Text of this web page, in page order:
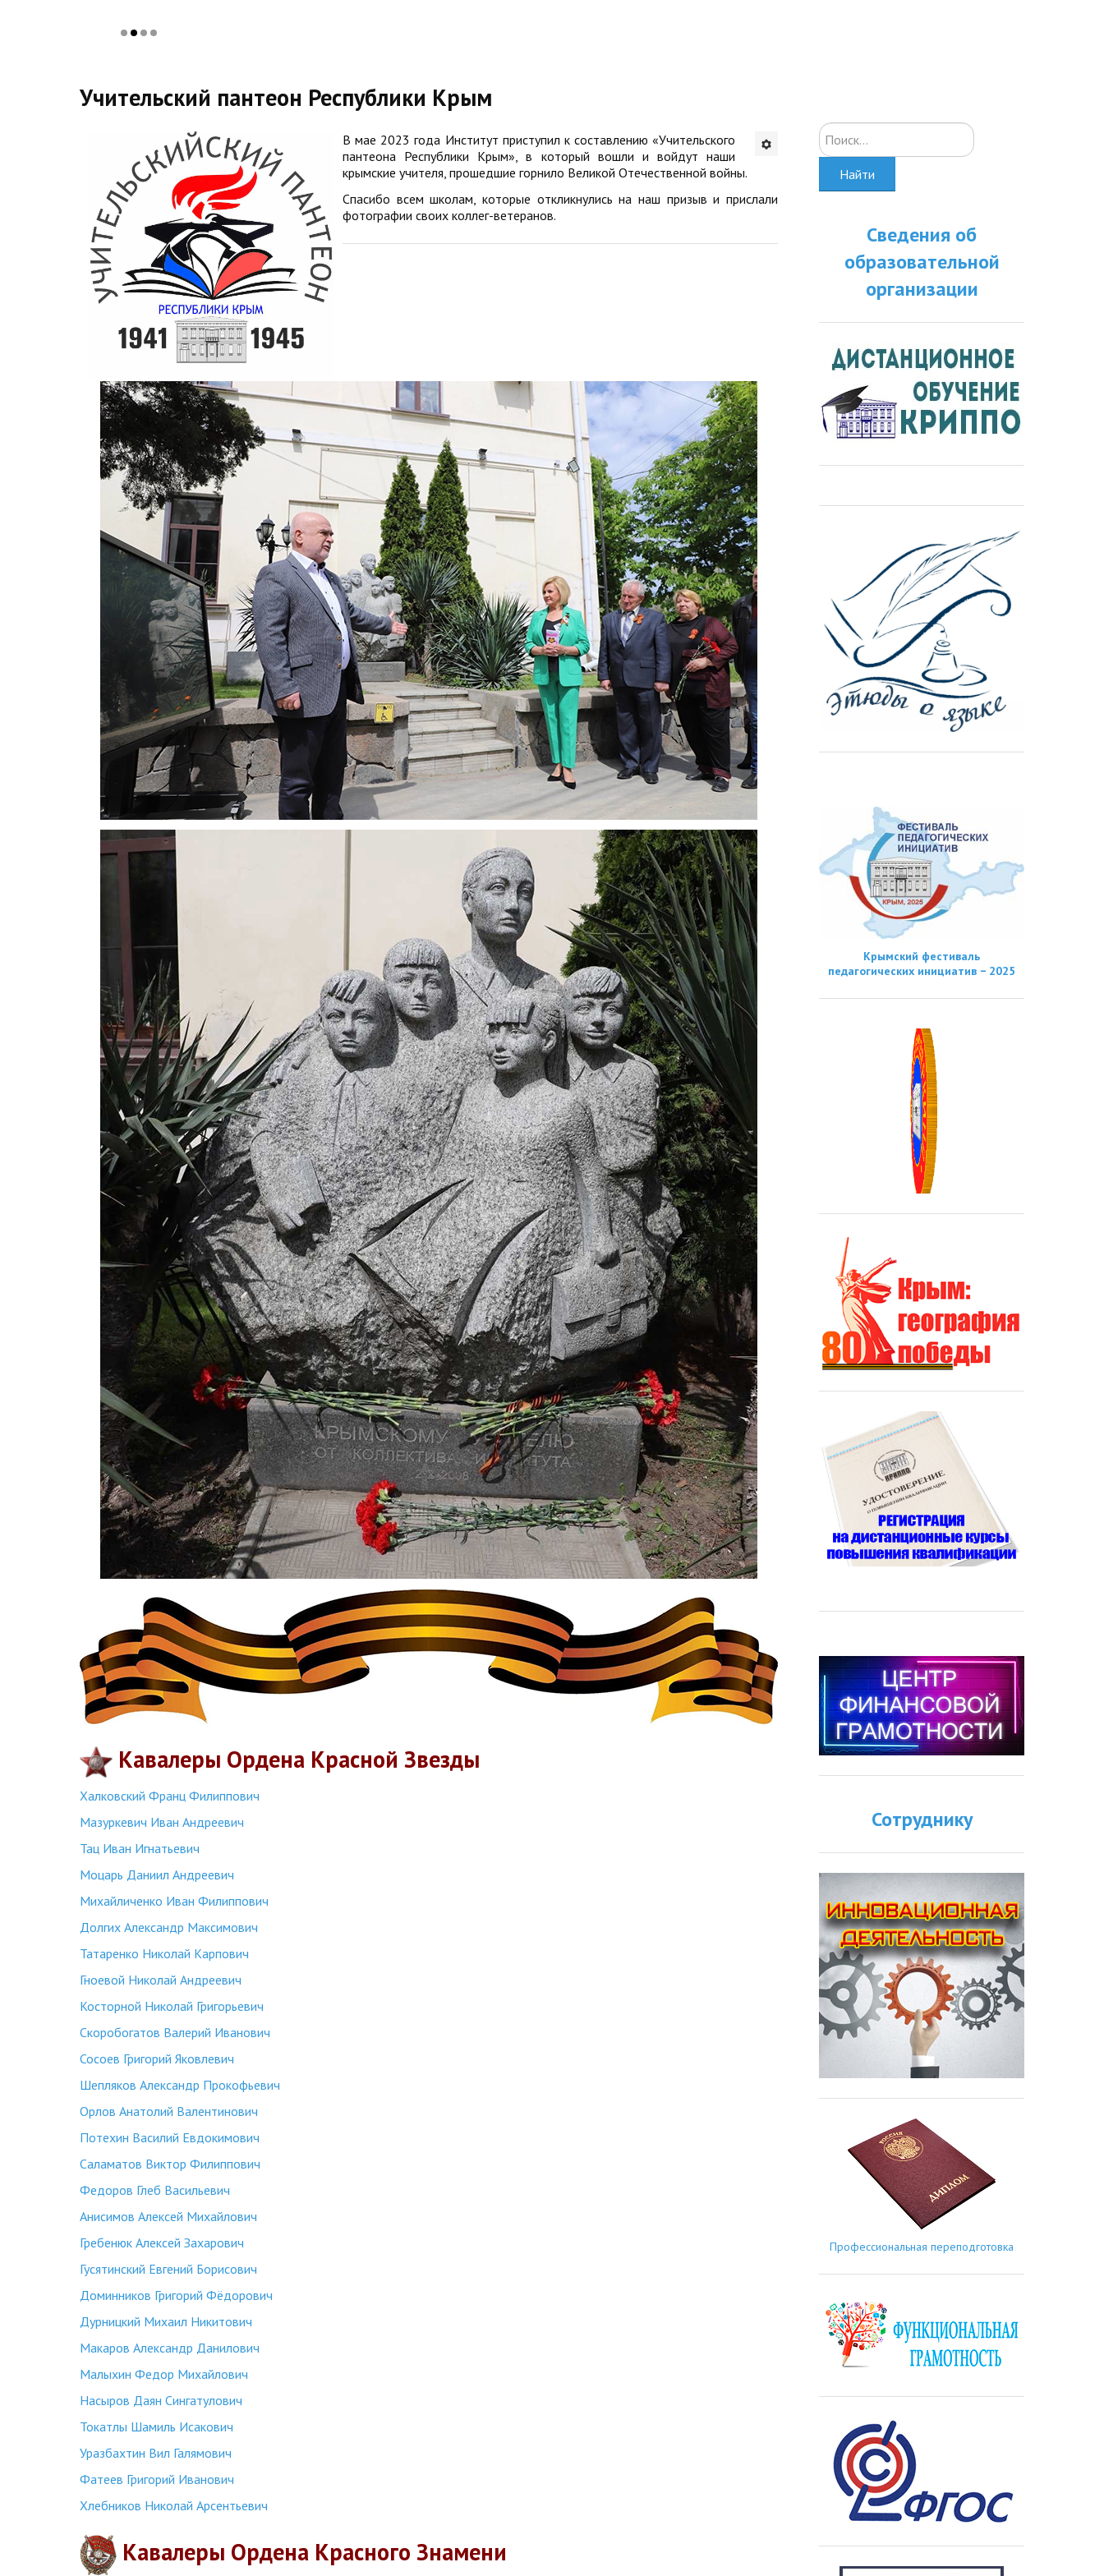
Учительский пантеон Республики Крым
В мае 2023 года Институт приступил к составлению «Учительского
пантеона Республики Крым», в который вошли и войдут наши
крымские учителя, прошедшие горнило Великой Отечественной войны.
Спасибо всем школам, которые откликнулись на наш призыв и прислали
фотографии своих коллег-ветеранов.
Кавалеры Ордена Красной Звезды
Халковский Франц Филиппович
Мазуркевич Иван Андреевич
Тац Иван Игнатьевич
Моцарь Даниил Андреевич
Михайличенко Иван Филиппович
Долгих Александр Максимович
Татаренко Николай Карпович
Гноевой Николай Андреевич
Косторной Николай Григорьевич
Скоробогатов Валерий Иванович
Сосоев Григорий Яковлевич
Шепляков Александр Прокофьевич
Орлов Анатолий Валентинович
Потехин Василий Евдокимович
Саламатов Виктор Филиппович
Федоров Глеб Васильевич
Анисимов Алексей Михайлович
Гребенюк Алексей Захарович
Гусятинский Евгений Борисович
Доминников Григорий Фёдорович
Дурницкий Михаил Никитович
Макаров Александр Данилович
Малыхин Федор Михайлович
Насыров Даян Сингатулович
Токатлы Шамиль Исакович
Уразбахтин Вил Галямович
Фатеев Григорий Иванович
Хлебников Николай Арсентьевич
Кавалеры Ордена Красного Знамени
Искать...
Найти
Сведения об
образовательной
организации
Крымский фестиваль
педагогических инициатив − 2025
Сотруднику
Профессиональная переподготовка